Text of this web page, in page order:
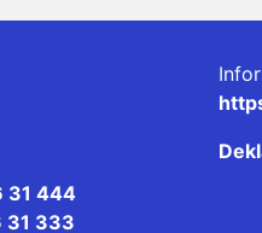
31 444
31 333